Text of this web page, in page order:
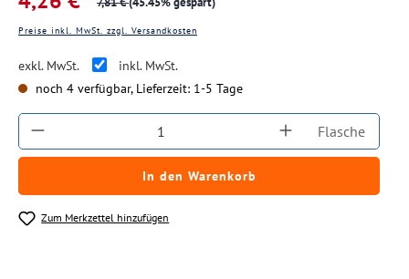
Preise inkl. MwSt. zzgl. Versandkosten
exkl. MwSt.
inkl. MwSt.
noch 4 verfügbar, Lieferzeit: 1-5 Tage
Produkt Anzahl: Gib den gewünschten
Flasche
In den Warenkorb
Zum Merkzettel hinzufügen